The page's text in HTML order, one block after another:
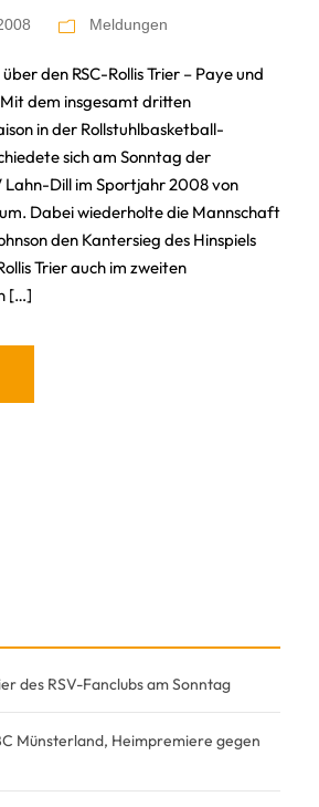
Meldungen
den RSC-Rollis Trier – Paye und
dem insgesamt dritten
in der Rollstuhlbasketball-
sich am Sonntag der
Lahn-Dill im Sportjahr 2008 von
Dabei wiederholte die Mannschaft
den Kantersieg des Hinspiels
Trier auch im zweiten
[…]
des RSV-Fanclubs am Sonntag
Münsterland, Heimpremiere gegen